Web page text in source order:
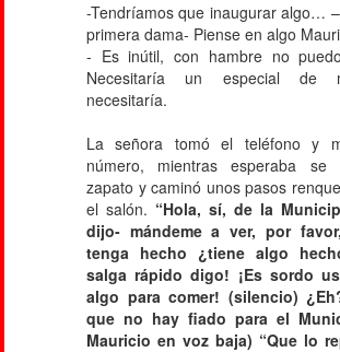
-Tendríamos que inaugurar algo…
primera dama- Piense en algo
- Es inútil, con hambre no
Necesitaría un especial de
necesitaría.
La señora tomó el teléfono y
número, mientras esperaba se
zapato y caminó unos pasos
el salón. “Hola, sí, de la
dijo- mándeme a ver, por
tenga hecho ¿tiene algo
salga rápido digo! ¡Es sordo
algo para comer! (silencio)
que no hay fiado para el
Mauricio en voz baja) “Que lo